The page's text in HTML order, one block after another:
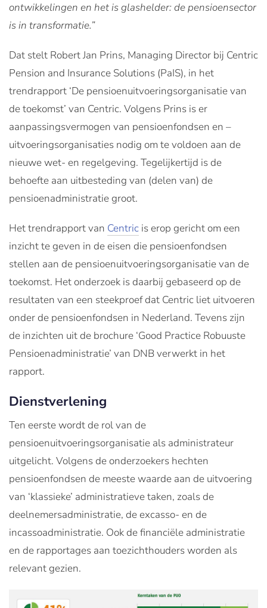
ontwikkelingen en het is glashelder: de pensioensector
is in transformatie.”
Dat stelt Robert Jan Prins, Managing Director bij Centric
Pension and Insurance Solutions (PaIS), in het
trendrapport ‘De pensioenuitvoeringsorganisatie van
de toekomst’ van Centric. Volgens Prins is er
aanpassingsvermogen van pensioenfondsen en –
uitvoeringsorganisaties nodig om te voldoen aan de
nieuwe wet- en regelgeving. Tegelijkertijd is de
behoefte aan uitbesteding van (delen van) de
pensioenadministratie groot.
Het trendrapport van Centric is erop gericht om een
inzicht te geven in de eisen die pensioenfondsen
stellen aan de pensioenuitvoeringsorganisatie van de
toekomst. Het onderzoek is daarbij gebaseerd op de
resultaten van een steekproef dat Centric liet uitvoeren
onder de pensioenfondsen in Nederland. Tevens zijn
de inzichten uit de brochure ‘Good Practice Robuuste
Pensioenadministratie’ van DNB verwerkt in het
rapport.
Dienstverlening
Ten eerste wordt de rol van de
pensioenuitvoeringsorganisatie als administrateur
uitgelicht. Volgens de onderzoekers hechten
pensioenfondsen de meeste waarde aan de uitvoering
van ‘klassieke’ administratieve taken, zoals de
deelnemersadministratie, de excasso- en de
incassoadministratie. Ook de financiële administratie
en de rapportages aan toezichthouders worden als
relevant gezien.